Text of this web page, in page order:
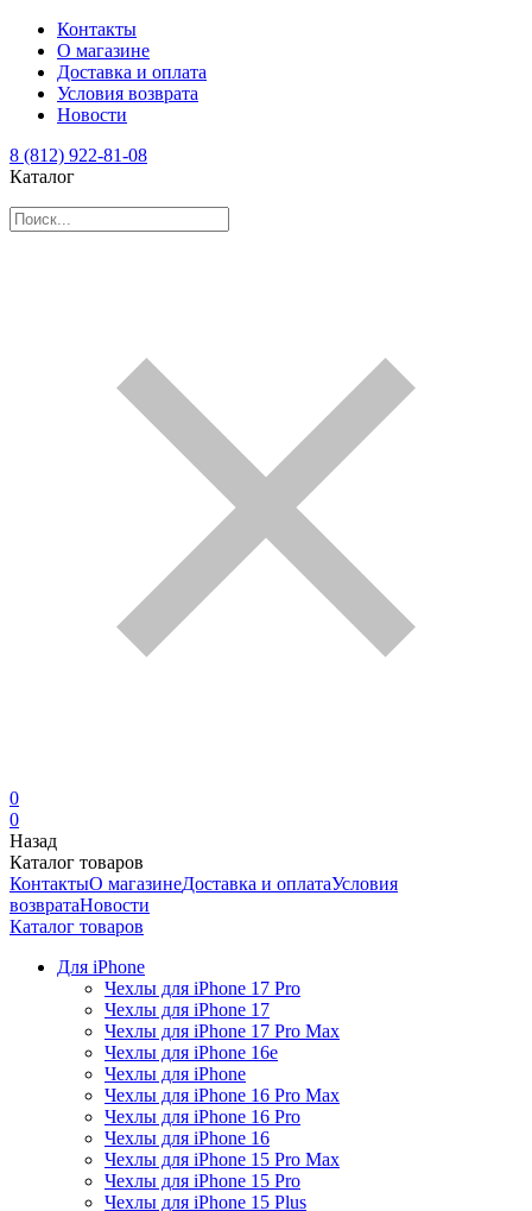
Контакты
О магазине
Доставка и оплата
Условия возврата
Новости
8 (812) 922-81-08
Каталог
0
0
Назад
Каталог товаров
КонтактыО магазинеДоставка и оплатаУсловия
возвратаНовости
Каталог товаров
Для iPhone
Чехлы для iPhone 17 Pro
Чехлы для iPhone 17
Чехлы для iPhone 17 Pro Max
Чехлы для iPhone 16e
Чехлы для iPhone
Чехлы для iPhone 16 Pro Max
Чехлы для iPhone 16 Pro
Чехлы для iPhone 16
Чехлы для iPhone 15 Pro Max
Чехлы для iPhone 15 Pro
Чехлы для iPhone 15 Plus